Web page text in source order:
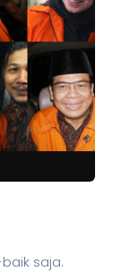
saja.